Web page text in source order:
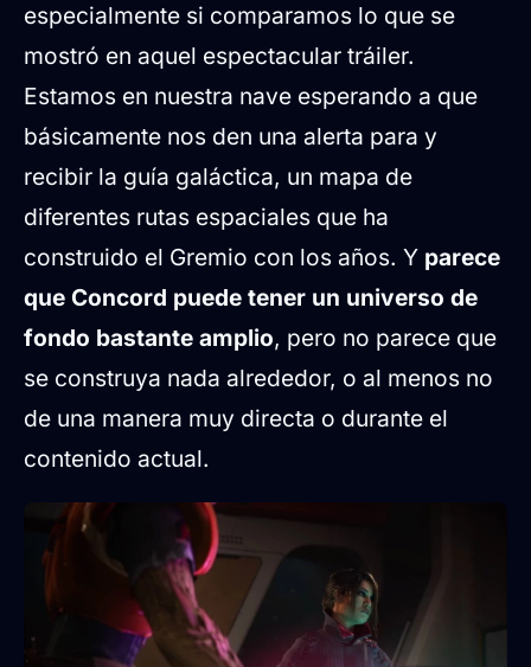
especialmente si comparamos lo que se
mostró en aquel espectacular tráiler.
Estamos en nuestra nave esperando a que
básicamente nos den una alerta para y
recibir la guía galáctica, un mapa de
diferentes rutas espaciales que ha
construido el Gremio con los años. Y parece
que Concord puede tener un universo de
fondo bastante amplio, pero no parece que
se construya nada alrededor, o al menos no
de una manera muy directa o durante el
contenido actual.